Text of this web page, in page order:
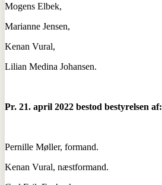
Mogens Elbek,
Marianne Jensen,
Kenan Vural,
Lilian Medina Johansen.
Pr. 21. april 2022 bestod bestyrelsen af:
Pernille Møller, formand.
Kenan Vural, næstformand.